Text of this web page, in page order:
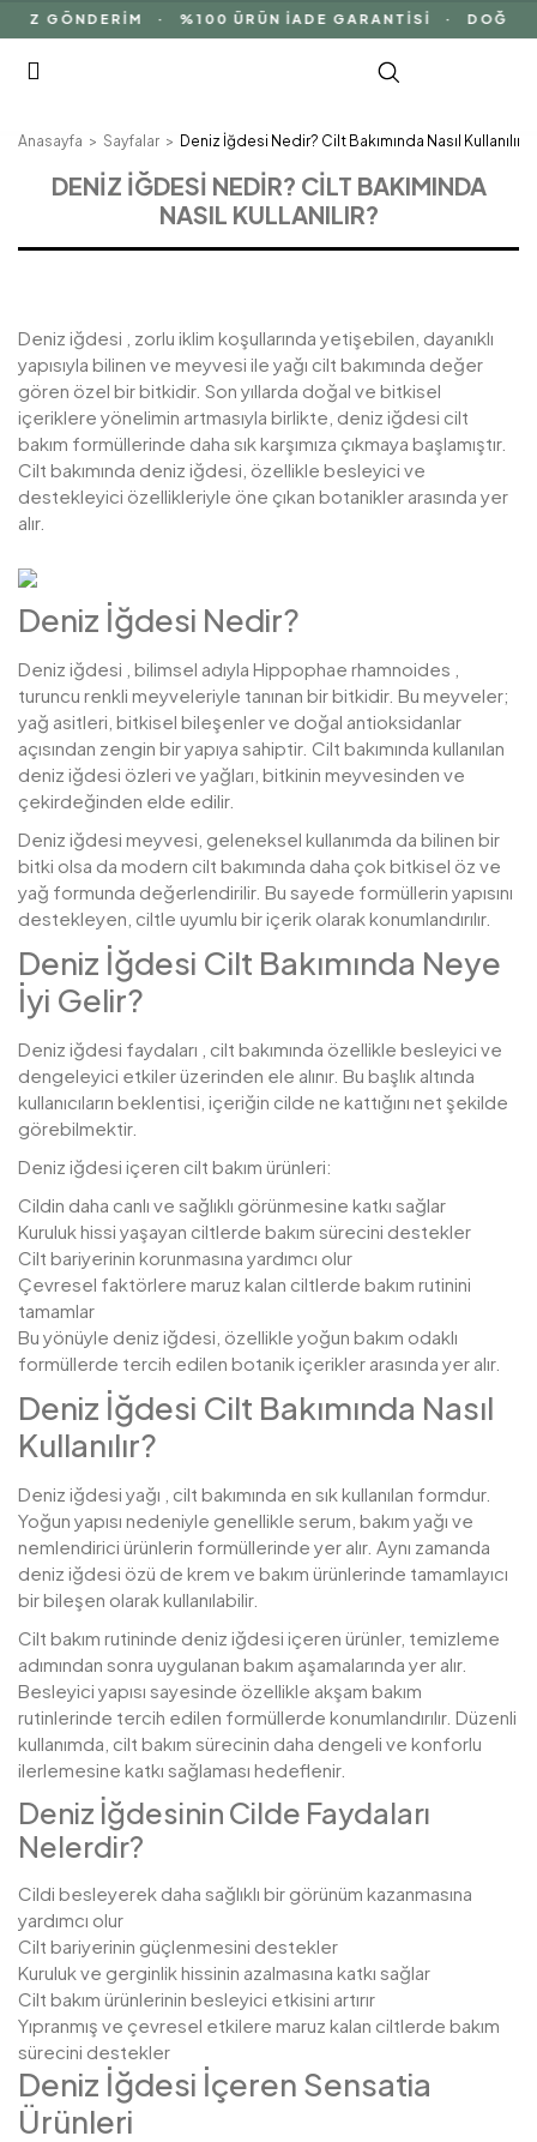
GÖNDERİM · %100 ÜRÜN İADE GARANTİSİ · DOĞAL
Anasayfa Sayfalar Deniz İğdesi Nedir? Cilt Bakımında Nasıl Kullanılır?
DENIZ İĞDESI NEDIR? CILT BAKIMINDA
NASIL KULLANILIR?
Deniz iğdesi , zorlu iklim koşullarında yetişebilen, dayanıklı
yapısıyla bilinen ve meyvesi ile yağı cilt bakımında değer
gören özel bir bitkidir. Son yıllarda doğal ve bitkisel
içeriklere yönelimin artmasıyla birlikte, deniz iğdesi cilt
bakım formüllerinde daha sık karşımıza çıkmaya başlamıştır.
Cilt bakımında deniz iğdesi, özellikle besleyici ve
destekleyici özellikleriyle öne çıkan botanikler arasında yer
alır.
Deniz İğdesi Nedir?
Deniz iğdesi , bilimsel adıyla Hippophae rhamnoides ,
turuncu renkli meyveleriyle tanınan bir bitkidir. Bu meyveler;
yağ asitleri, bitkisel bileşenler ve doğal antioksidanlar
açısından zengin bir yapıya sahiptir. Cilt bakımında kullanılan
deniz iğdesi özleri ve yağları, bitkinin meyvesinden ve
çekirdeğinden elde edilir.
Deniz iğdesi meyvesi, geleneksel kullanımda da bilinen bir
bitki olsa da modern cilt bakımında daha çok bitkisel öz ve
yağ formunda değerlendirilir. Bu sayede formüllerin yapısını
destekleyen, ciltle uyumlu bir içerik olarak konumlandırılır.
Deniz İğdesi Cilt Bakımında Neye
İyi Gelir?
Deniz iğdesi faydaları , cilt bakımında özellikle besleyici ve
dengeleyici etkiler üzerinden ele alınır. Bu başlık altında
kullanıcıların beklentisi, içeriğin cilde ne kattığını net şekilde
görebilmektir.
Deniz iğdesi içeren cilt bakım ürünleri:
Cildin daha canlı ve sağlıklı görünmesine katkı sağlar
Kuruluk hissi yaşayan ciltlerde bakım sürecini destekler
Cilt bariyerinin korunmasına yardımcı olur
Çevresel faktörlere maruz kalan ciltlerde bakım rutinini
tamamlar
Bu yönüyle deniz iğdesi, özellikle yoğun bakım odaklı
formüllerde tercih edilen botanik içerikler arasında yer alır.
Deniz İğdesi Cilt Bakımında Nasıl
Kullanılır?
Deniz iğdesi yağı , cilt bakımında en sık kullanılan formdur.
Yoğun yapısı nedeniyle genellikle serum, bakım yağı ve
nemlendirici ürünlerin formüllerinde yer alır. Aynı zamanda
deniz iğdesi özü de krem ve bakım ürünlerinde tamamlayıcı
bir bileşen olarak kullanılabilir.
Cilt bakım rutininde deniz iğdesi içeren ürünler, temizleme
adımından sonra uygulanan bakım aşamalarında yer alır.
Besleyici yapısı sayesinde özellikle akşam bakım
rutinlerinde tercih edilen formüllerde konumlandırılır. Düzenli
kullanımda, cilt bakım sürecinin daha dengeli ve konforlu
ilerlemesine katkı sağlaması hedeflenir.
Deniz İğdesinin Cilde Faydaları
Nelerdir?
Cildi besleyerek daha sağlıklı bir görünüm kazanmasına
yardımcı olur
Cilt bariyerinin güçlenmesini destekler
Kuruluk ve gerginlik hissinin azalmasına katkı sağlar
Cilt bakım ürünlerinin besleyici etkisini artırır
Yıpranmış ve çevresel etkilere maruz kalan ciltlerde bakım
sürecini destekler
Deniz İğdesi İçeren Sensatia
Ürünleri